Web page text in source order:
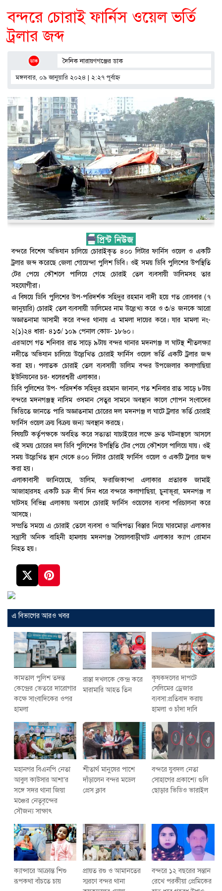
বন্দরে চোরাই ফার্নিস ওয়েল ভর্তি
ট্রলার জব্দ
দৈনিক নারায়ণগঞ্জের ডাক
মঙ্গলবার, ০৯ জানুয়ারি ২০২৪ | ২:২৭ পূর্বাহ্ণ
বন্দরে বিশেষ অভিযান চালিয়ে চোরাইকৃত ৪০০ লিটার ফার্নিস ওয়েল ও একটি
ট্রলার জব্দ করেছে জেলা গোয়েন্দা পুলিশ ডিবি। ওই সময় ডিবি পুলিশের উপস্থিতি
টের পেয়ে কৌশলে পালিয়ে গেছে চোরাই তেল ব্যবসায়ী ডালিমসহ তার
সহযোগীরা।
এ বিষয়ে ডিবি পুলিশের উপ-পরিদর্শক সহিদুর রহমান বাদী হয়ে গত রোববার (৭
জানুয়ারি) চোরাই তেল ব্যবসায়ী ডালিমের নাম উল্লেখ্য করে ও ৩/৪ জনকে আরো
অজ্ঞাতনামা আসামী করে বন্দর থানায় এ মামলা দায়ের করে। যার মামলা নং-
২(১)২৪ ধারা- ৪১৩/ ১০৯ পেনাল কোড- ১৮৬০।
এরআগে গত শনিবার রাত সাড়ে ৯টায় বন্দর থানার মদনগঞ্জ ল ঘাটস্থ শীতলক্ষ্যা
নদীতে অভিযান চালিয়ে উল্লেখিত চোরাই ফার্নিস ওয়েল ভর্তি একটি ট্রলার জব্দ
করা হয়। পলাতক চোরাই তেল ব্যবসায়ী ডালিম বন্দর উপজেলার কলাগাছিয়া
ইউনিয়নের চর- ধলেরশ্বরী এলাকার।
ডিবি পুলিশের উপ- পরিদর্শক সহিদুর রহমান জানান, গত শনিবার রাত সাড়ে ৮টায়
বন্দরে মদনগঞ্জস্থ নাসিম ওসমান সেতুর সামনে অবস্থান কালে গোপন সংবাদের
ভিত্তিতে জানতে পারি অজ্ঞাতনামা চোরের দল মদনগঞ্জ ল ঘাটে ট্রলার ভর্তি চোরাই
ফার্নিস ওয়েল ক্রয় বিক্রয় জন্য অবস্থান করছে।
বিষয়টি কর্তৃপক্ষকে অবহিত করে সত্যতা যাচাইয়ের লক্ষে দ্রুত ঘটনাস্থলে আসলে
ওই সময় চোরের দল ডিবি পুলিশের উপস্থিতি টের পেয়ে কৌশলে পালিয়ে যায়। ওই
সময় উল্লেখিত স্থান থেকে ৪০০ লিটার চোরাই ফার্নিস ওয়েল ও একটি ট্রলার জব্দ
করা হয়।
এলাকাবাসী জানিয়েছে, ডালিম, ফরাজিকান্দা এলাকার প্রতারক জামাই
আজাহারসহ একটি চক্র দীর্ঘ দিন ধরে বন্দরে কলাগাছিয়া, চুনাভূরা, মদনগঞ্জ ল
ঘাটসহ বিভিন্ন এলাকায় অবাধে চোরাই ফার্নিস ওয়েলের ব্যবসা পরিচালনা করে
আসছে।
সম্প্রতি সময়ে এ চোরাই তেলে ব্যবসা ও আধিপত্য বিস্তার নিয়ে ঘারমোড়া এলাকার
সন্ত্রাসী অনিক বাহিনী হামলায় মদনগঞ্জ সৈয়ালবাড়ীঘাট এলাকার ক্যাপ রোমান
নিহত হয়।
এ বিভাগের আরও খবর
কামতাল পুলিশ তদন্ত
কেন্দ্রের ভেতরে দারোগার
কক্ষে সাংবাদিকের ওপর
হামলা
রাস্তা দখলকে কেন্দ্র করে
মারামারি আহত তিন
কৃষকদলের দাপটে
সেলিমের ড্রেজার
ব্যবসা:প্রতিবাদ করায়
হামলা ও চাঁদা দাবি
মহানগর বিএনপি নেতা
আবুল কাউসার আশা’র
সঙ্গে সদর থানা জিয়া
মঞ্চের নেতৃবৃন্দের
সৌজন্য সাক্ষাৎ
শীতার্থ মানুষের পাশে
দাঁড়ালেন বন্দর মডেল
প্রেস ক্লাব
বন্দরে যুবদল নেতা
সোহাগের প্রকাশ্যে গুলি
ছোড়ার ভিডিও ভারাইল
ক্যান্সারে আক্রান্ত শিশু
রূপকথা বাঁচতে চায়
প্রায়ত রশু ও আমানতের
স্মরণে বন্দর থানা
বন্দরে ১২ বছরের সন্তান
রেখে পরকীয়া প্রেমিকের